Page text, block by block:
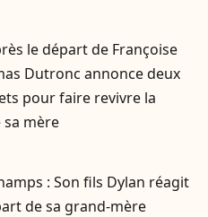
le départ de Françoise
Dutronc annonce deux
pour faire revivre la
mère
: Son fils Dylan réagit
de sa grand-mère